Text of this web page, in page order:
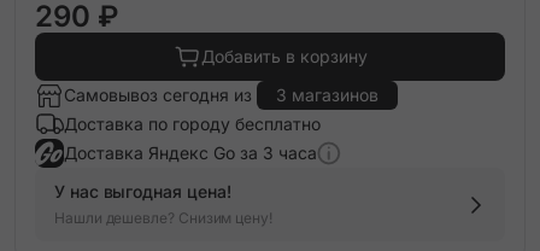
290 ₽
Добавить в корзину
Самовывоз сегодня из
3 магазинов
Доставка по городу бесплатно
Доставка Яндекс Go за 3 часа
У нас выгодная цена!
Нашли дешевле? Снизим цену!